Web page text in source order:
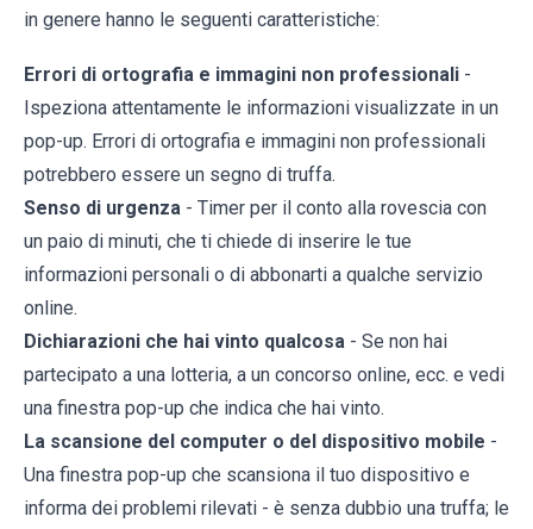
in genere hanno le seguenti caratteristiche:
Errori di ortografia e immagini non professionali -
Ispeziona attentamente le informazioni visualizzate in un
pop-up. Errori di ortografia e immagini non professionali
potrebbero essere un segno di truffa.
Senso di urgenza - Timer per il conto alla rovescia con
un paio di minuti, che ti chiede di inserire le tue
informazioni personali o di abbonarti a qualche servizio
online.
Dichiarazioni che hai vinto qualcosa - Se non hai
partecipato a una lotteria, a un concorso online, ecc. e vedi
una finestra pop-up che indica che hai vinto.
La scansione del computer o del dispositivo mobile -
Una finestra pop-up che scansiona il tuo dispositivo e
informa dei problemi rilevati - è senza dubbio una truffa; le